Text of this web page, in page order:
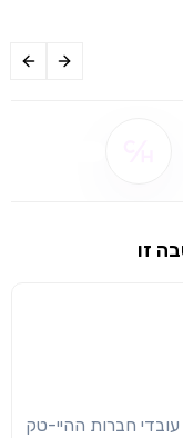
לאתר
זו
עובדי חברות ההיי-טק